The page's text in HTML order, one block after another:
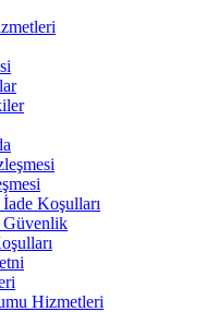
Koşulları
Hizmetleri